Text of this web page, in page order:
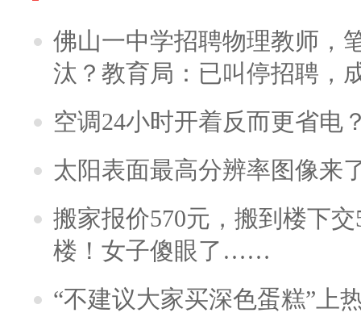
佛山一中学招聘物理教师，
汰？教育局：已叫停招聘，
空调24小时开着反而更省电
太阳表面最高分辨率图像来
搬家报价570元，搬到楼下
楼！女子傻眼了……
“不建议大家买深色蛋糕”上